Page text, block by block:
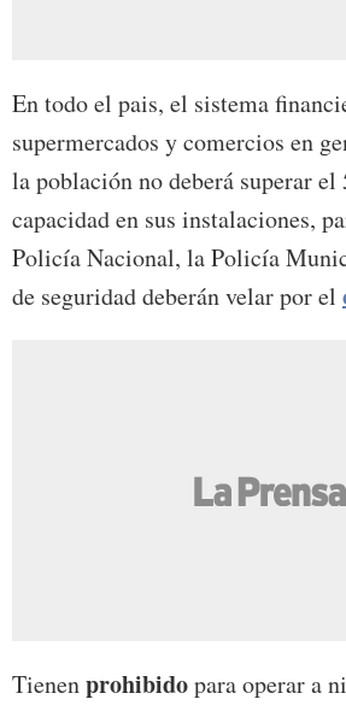
En todo el pais, el sistema
supermercados y comercios en
la población no deberá superar el
capacidad en sus instalaciones,
Policía Nacional, la Policía
de seguridad deberán velar por el
Tienenprohibidopara operar a